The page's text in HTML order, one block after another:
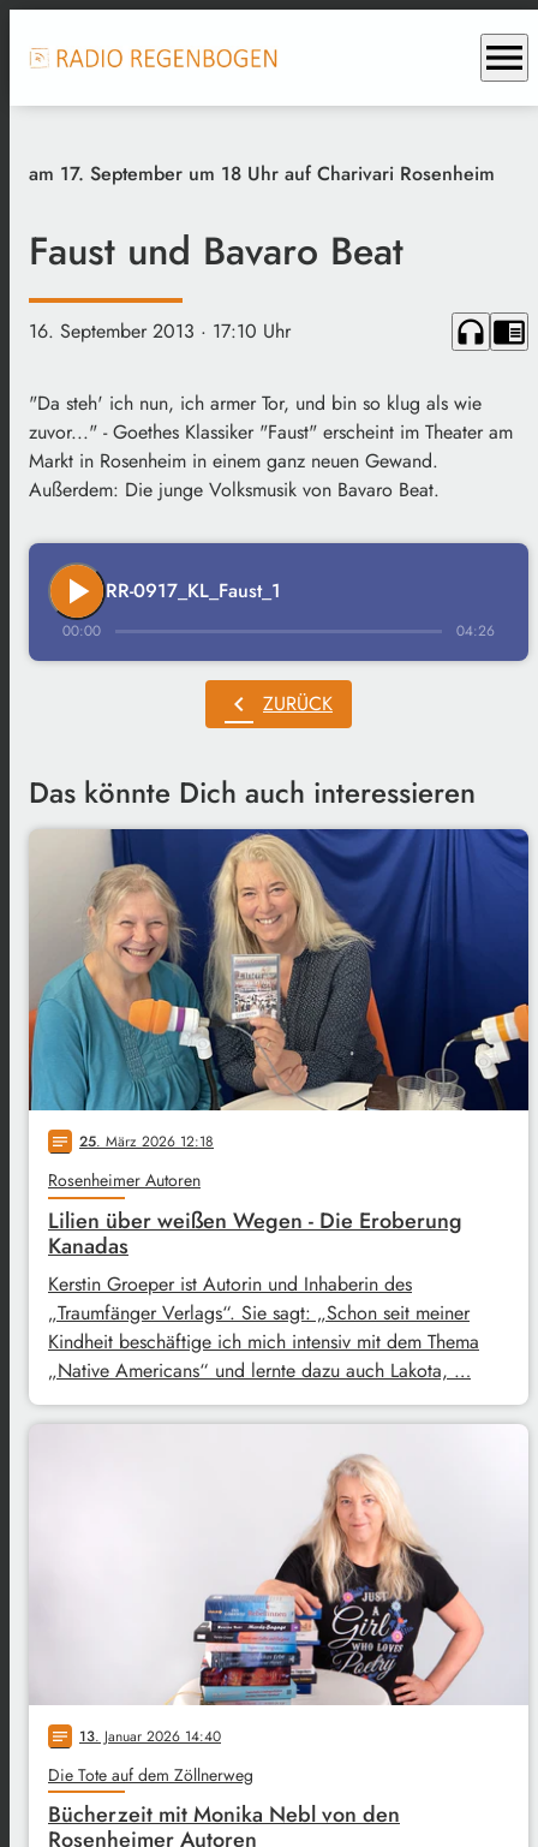
menu
am 17. September um 18 Uhr auf Charivari Rosenheim
Faust und Bavaro Beat
16. September 2013 · 17:10 Uhr headphones chrome_reader_mode
"Da steh' ich nun, ich armer Tor, und bin so klug als wie
zuvor..." - Goethes Klassiker "Faust" erscheint im Theater am
Markt in Rosenheim in einem ganz neuen Gewand.
Außerdem: Die junge Volksmusik von Bavaro Beat.
play_arrow RR-0917_KL_Faust_1
00:00 04:26
chevron_left ZURÜCK
Das könnte Dich auch interessieren
notes 25. März 2026 12:18
Rosenheimer Autoren
Lilien über weißen Wegen - Die Eroberung
Kanadas
Kerstin Groeper ist Autorin und Inhaberin des
„Traumfänger Verlags“. Sie sagt: „Schon seit meiner
Kindheit beschäftige ich mich intensiv mit dem Thema
„Native Americans“ und lernte dazu auch Lakota, …
notes 13. Januar 2026 14:40
Die Tote auf dem Zöllnerweg
Bücherzeit mit Monika Nebl von den
Rosenheimer Autoren